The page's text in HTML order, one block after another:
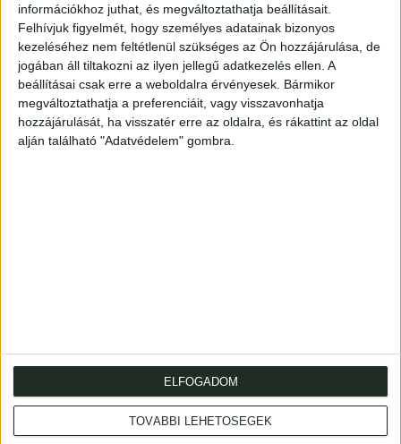
információkhoz juthat, és megváltoztathatja beállításait.
Felhívjuk figyelmét, hogy személyes adatainak bizonyos
kezeléséhez nem feltétlenül szükséges az Ön hozzájárulása, de
jogában áll tiltakozni az ilyen jellegű adatkezelés ellen. A
beállításai csak erre a weboldalra érvényesek. Bármikor
megváltoztathatja a preferenciáit, vagy visszavonhatja
hozzájárulását, ha visszatér erre az oldalra, és rákattint az oldal
alján található "Adatvédelem" gombra.
TOVÁBBI LEHETŐSÉGEK
ELFOGADOM
Az Egyenlőségi Társulat Petőfi által, 1848. szeptember
16-án fogalmazott mozgósító kiáltványa. Magyarul is
megjelent.
Mérete: 535 x 435 mm. Hajtogatva.
: 1053 Budapest., Múzeum krt. 13-15.
Telefon: +36 1 317 3514